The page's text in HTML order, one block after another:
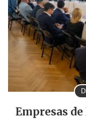
Empresas